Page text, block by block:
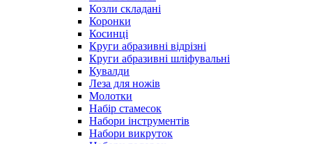
Козли складані
Коронки
Косинці
Круги абразивні відрізні
Круги абразивні шліфувальні
Кувалди
Леза для ножів
Молотки
Набір стамесок
Набори інструментів
Набори викруток